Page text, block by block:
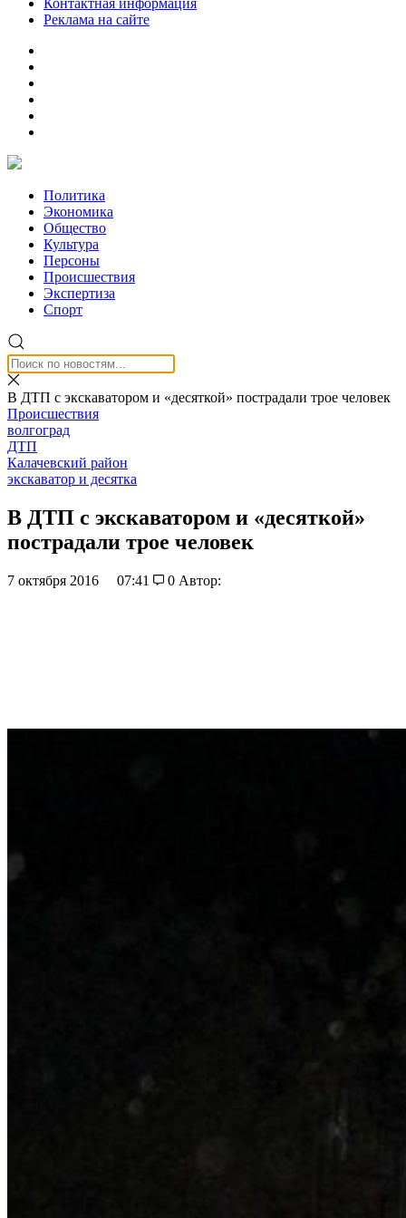
Контактная информация
Реклама на сайте
Политика
Экономика
Общество
Культура
Персоны
Происшествия
Экспертиза
Спорт
В ДТП с экскаватором и «десяткой» пострадали трое человек
Происшествия
волгоград
ДТП
Калачевский район
экскаватор и десятка
В ДТП с экскаватором и «десяткой»
пострадали трое человек
7 октября 2016 07:41 0 Автор: